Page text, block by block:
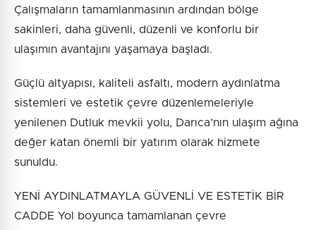
Çalışmaların tamamlanmasının ardından bölge
sakinleri, daha güvenli, düzenli ve konforlu bir
ulaşımın avantajını yaşamaya başladı.
Güçlü altyapısı, kaliteli asfaltı, modern aydınlatma
sistemleri ve estetik çevre düzenlemeleriyle
yenilenen Dutluk mevkii yolu, Darıca’nın ulaşım ağına
değer katan önemli bir yatırım olarak hizmete
sunuldu.
YENİ AYDINLATMAYLA GÜVENLİ VE ESTETİK BİR
CADDE Yol boyunca tamamlanan çevre